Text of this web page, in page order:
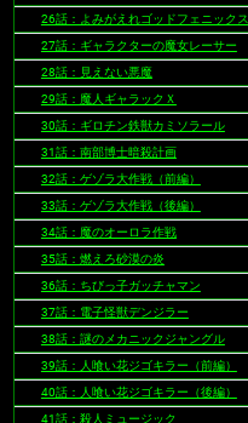
26話：よみがえれゴッドフェニックス
27話：ギャラクターの魔女レーサー
28話：見えない悪魔
29話：魔人ギャラックＸ
30話：ギロチン鉄獣カミソラール
31話：南部博士暗殺計画
32話：ゲゾラ大作戦（前編）
33話：ゲゾラ大作戦（後編）
34話：魔のオーロラ作戦
35話：燃えろ砂漠の炎
36話：ちびっ子ガッチャマン
37話：電子怪獣デンジラー
38話：謎のメカニックジャングル
39話：人喰い花ジゴキラー（前編）
40話：人喰い花ジゴキラー（後編）
41話：殺人ミュージック